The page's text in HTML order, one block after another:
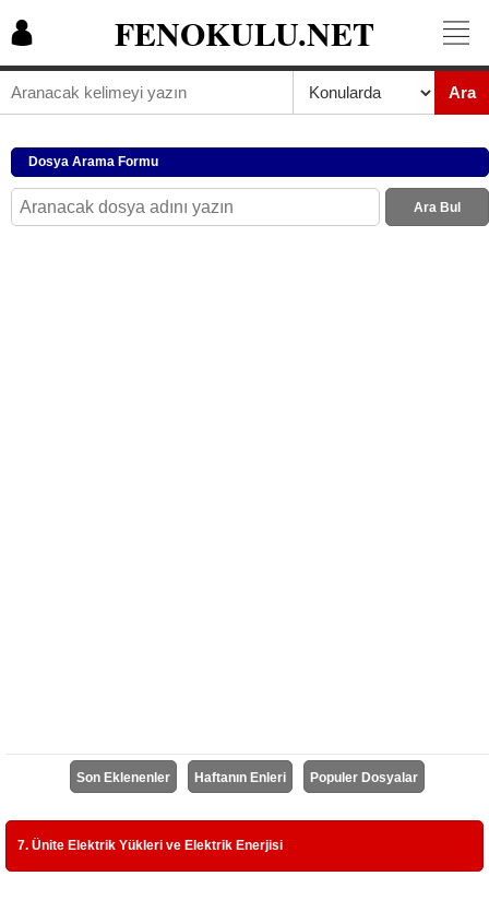
FENOKULU.NET
Ara
Dosya Arama Formu
Ara Bul
Son Eklenenler Haftanın Enleri Populer Dosyalar
7. Ünite Elektrik Yükleri ve Elektrik Enerjisi